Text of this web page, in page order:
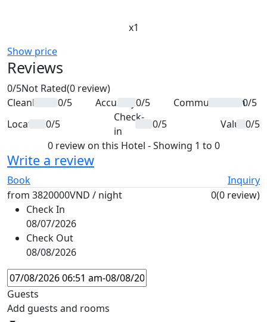
x1
Show price
Reviews
0/5Not Rated(0 review)
Cleanliness 0/5 Accuracy 0/5 Communication0/5
Location 0/5
Check-
in
0/5 Value 0/5
0 review on this Hotel - Showing 1 to 0
Write a review
Book
Inquiry
from 3820000VND / night 0(0 review)
Check In
08/07/2026
Check Out
08/08/2026
Guests
Add guests and rooms